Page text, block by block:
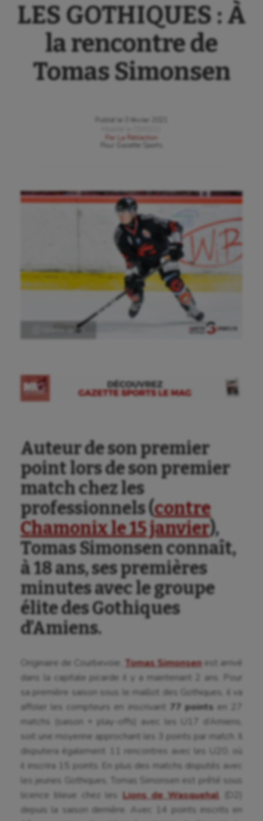
LES GOTHIQUES : À
la rencontre de
Tomas Simonsen
Publié le
3 février 2021
Par
La Rédaction
Gazette Sports
Auteur de son premier
point lors de son premier
match chez les
professionnels (contre
Chamonix le 15 janvier),
Tomas Simonsen connaît,
à 18 ans, ses premières
minutes avec le groupe
élite des Gothiques
d’Amiens.
Originaire de Courbevoie, Tomas Simonsenest arrivé
dans la capitale picarde il y a maintenant 2 ans. Pour
sa première saison sous le maillot des Gothiques, il va
affoler les compteurs en inscrivant 77 points en 27
matchs (saison + play-offs) avec les U17 d’Amiens,
soit une moyenne approchant les 3 points par match. Il
disputera également 11 rencontres avec les U20, où
il inscrira 15 points. En plus des matchs disputés avec
les jeunes Gothiques, Tomas Simonsen est prêté sous
licence bleue chez les Lions de Wasquehal
depuis la saison dernière. Avec 14 points inscrits en